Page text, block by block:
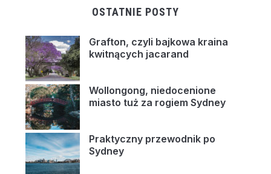
OSTATNIE POSTY
Grafton, czyli bajkowa kraina
kwitnących jacarand
Wollongong, niedocenione
miasto tuż za rogiem Sydney
Praktyczny przewodnik po
Sydney